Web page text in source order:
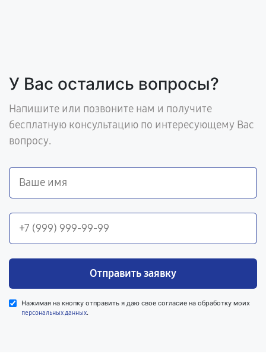
У Вас остались вопросы?
Напишите или позвоните нам и получите
бесплатную консультацию по интересующему Вас
вопросу.
Отправить заявку
Нажимая на кнопку отправить я даю свое согласие на обработку моих
персональных данных.